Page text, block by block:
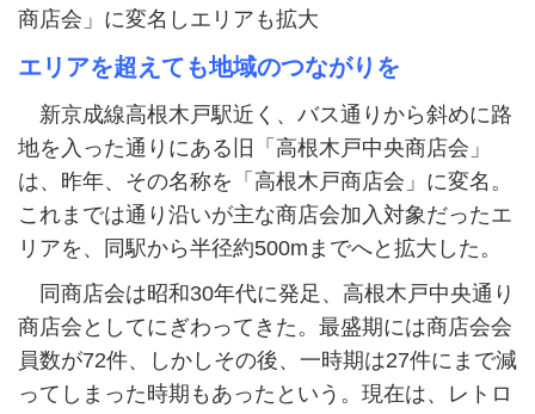
商店会」に変名しエリアも拡大
エリアを超えても地域のつながりを
新京成線高根木戸駅近く、バス通りから斜めに路
地を入った通りにある旧「高根木戸中央商店会」
は、昨年、その名称を「高根木戸商店会」に変名。
これまでは通り沿いが主な商店会加入対象だったエ
リアを、同駅から半径約500mまでへと拡大した。
同商店会は昭和30年代に発足、高根木戸中央通り
商店会としてにぎわってきた。最盛期には商店会会
員数が72件、しかしその後、一時期は27件にまで減
ってしまった時期もあったという。現在は、レトロ